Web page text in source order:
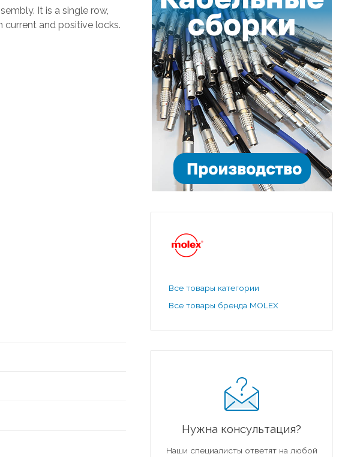
It is a single row,
and positive locks.
Все товары категории
Все товары бренда MOLEX
Нужна консультация?
Наши специалисты ответят на любой